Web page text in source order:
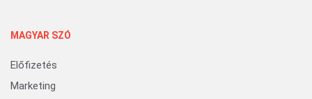
MAGYAR SZÓ
Előfizetés
Marketing